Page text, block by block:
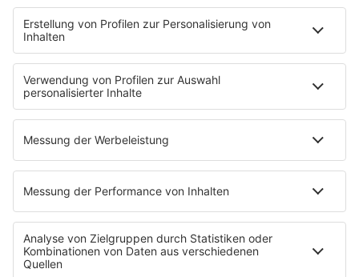
"Bewerbung und Karriere"
Aber bitte mit Schlager
Erdbeerkäse
Fitness mit M.A.R.K
Glück in Worten
Todesursache
Niemand muss ein Promi sein
PROGRAMM
Mit den Waffeln einer Frau
SERVICE
Empfang